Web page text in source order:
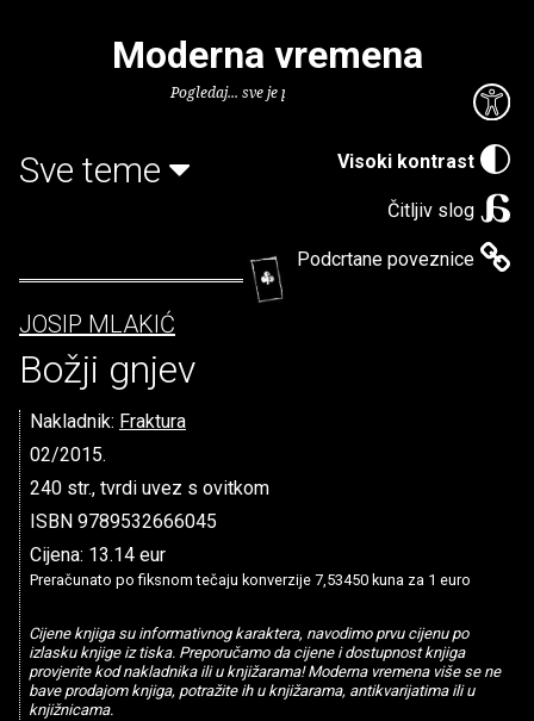
Visoki kontrast
Čitljiv slog
Podcrtane poveznice
Moderna vremena
Pogledaj... sve je puno knjiga.
Sve teme
JOSIP MLAKIĆ
Božji gnjev
Nakladnik: Fraktura
02/2015.
240 str., tvrdi uvez s ovitkom
ISBN 9789532666045
Cijena: 13.14 eur
Preračunato po fiksnom tečaju konverzije 7,53450 kuna za 1 euro
Cijene knjiga su informativnog karaktera, navodimo prvu cijenu po
izlasku knjige iz tiska. Preporučamo da cijene i dostupnost knjiga
provjerite kod nakladnika ili u knjižarama! Moderna vremena više se ne
bave prodajom knjiga, potražite ih u knjižarama, antikvarijatima ili u
knjižnicama.